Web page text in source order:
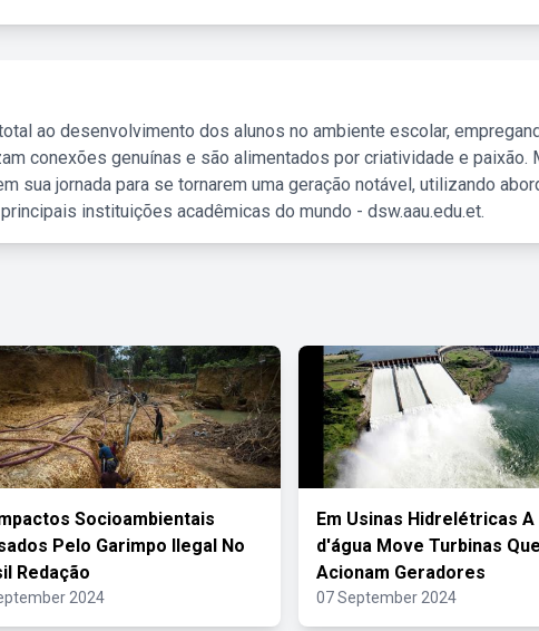
ao desenvolvimento dos alunos no ambiente escolar,
conexões genuínas e são alimentados por criatividade e paixão.
sua jornada para se tornarem uma geração notável, utilizando
instituições acadêmicas do mundo - dsw.aau.edu.et.
Socioambientais
Pelo Garimpo Ilegal No
Redação
2024
Em Usinas Hidrelétricas A
d'água Move Turbinas Que
Acionam Geradores
07 September 2024